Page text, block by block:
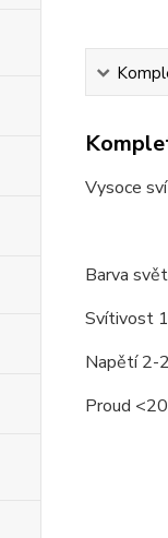
Vysoce
Barva
Svítivost
Napětí 2-
Proud